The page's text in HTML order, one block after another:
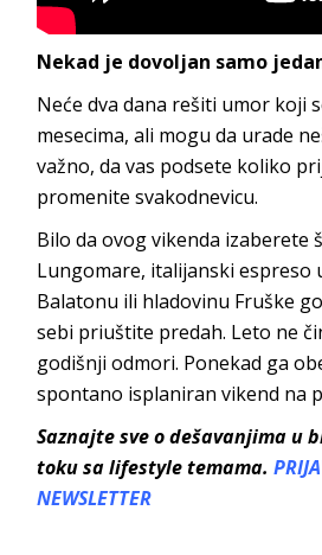
Nekad je dovoljan samo
Neće dva dana rešiti umor koji
mesecima, ali mogu da urade
važno, da vas podsete koliko
promenite svakodnevicu.
Bilo da ovog vikenda izaberete
Lungomare, italijanski espreso
Balatonu ili hladovinu Fruške
sebi priuštite predah. Leto ne
godišnji odmori. Ponekad ga
spontano isplaniran vikend na
Saznajte sve o dešavanjima u
toku sa lifestyle temama.
NEWSLETTER